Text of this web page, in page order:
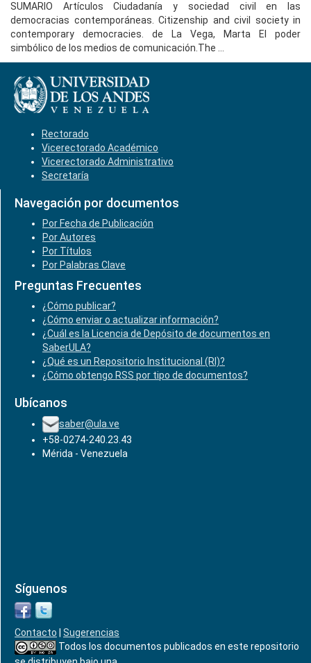
SUMARIO Artículos Ciudadanía y sociedad civil en las
democracias contemporáneas. Citizenship and civil society in
contemporary democracies. de La Vega, Marta El poder
simbólico de los medios de comunicación.The ...
Rectorado
Vicerectorado Académico
Vicerectorado Administrativo
Secretaría
Navegación por documentos
Por Fecha de Publicación
Por Autores
Por Títulos
Por Palabras Clave
Preguntas Frecuentes
¿Cómo publicar?
¿Cómo enviar o actualizar información?
¿Cuál es la Licencia de Depósito de documentos en
SaberULA?
¿Qué es un Repositorio Institucional (RI)?
¿Cómo obtengo RSS por tipo de documentos?
Ubícanos
saber@ula.ve
+58-0274-240.23.43
Mérida - Venezuela
Síguenos
Contacto
Sugerencias
Todos los documentos publicados en este repositorio